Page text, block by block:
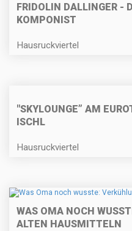
FRIDOLIN DALLINGER -
KOMPONIST
Hausruckviertel
"SKYLOUNGE” AM
ISCHL
Hausruckviertel
WAS OMA NOCH
ALTEN HAUSMITTELN